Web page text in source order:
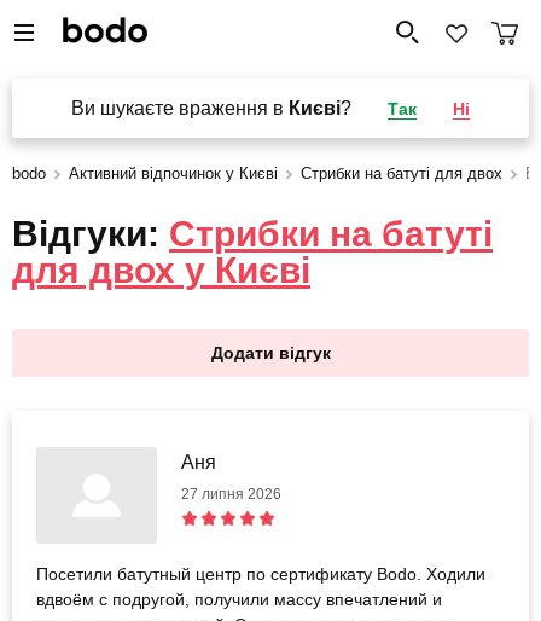
Ви шукаєте враження в Києві? Так Ні
bodo Активний відпочинок у Києві Стрибки на батуті для двох
Відгуки: Стрибки на батуті
для двох у Києві
Додати відгук
Аня
27 липня 2026
Посетили батутный центр по сертификату Bodo. Ходили
вдвоём с подругой, получили массу впечатлений и